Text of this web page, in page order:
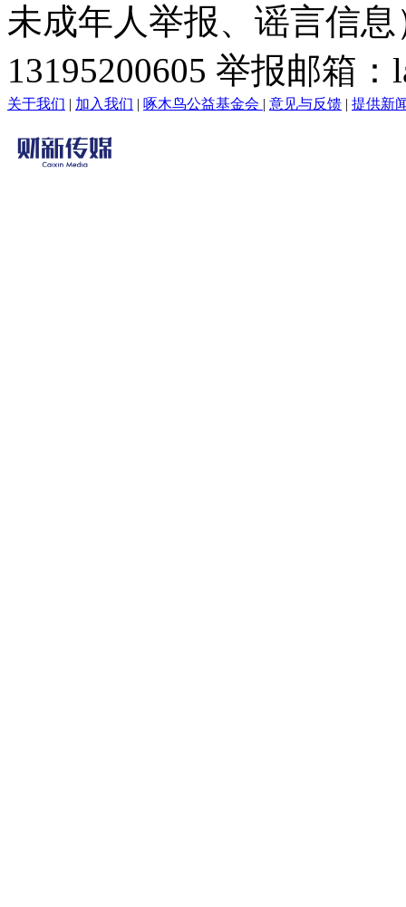
未成年人举报、谣言信
13195200605 举报邮箱
关于我们 | 加入我们 | 啄木鸟公益基金会 | 意见与反馈 | 提供新